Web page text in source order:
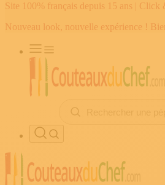
Site 100% français depuis 15 ans | Click
Nouveau look, nouvelle expérience !